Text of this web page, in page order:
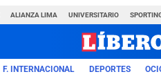
ALIANZA LIMA UNIVERSITARIO
F. INTERNACIONAL DEPORTES